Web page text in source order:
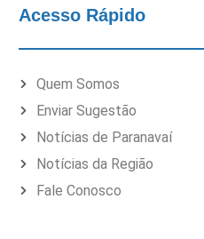
Acesso Rápido
Quem Somos
Enviar Sugestão
Notícias de Paranavaí
Notícias da Região
Fale Conosco